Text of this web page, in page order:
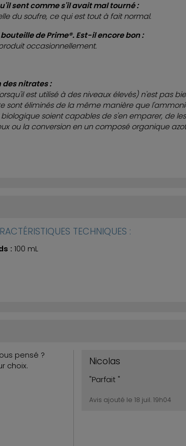
sent comme s'il avait mal tourné :
du soufre, ce qui est tout à fait normal.
de Prime®. Est-il encore bon :
occasionnellement.
des nitrates :
est utilisé à des niveaux élevés) n'est pas
sont éliminés de la même manière que
soient capables de s'en emparer, de
ou la conversion en un composé organique
TECHNIQUES :
: 100 mL
pensé ?
choix.
Nicolas
"Parfait "
Avis ajouté le 18 juil. 19h04